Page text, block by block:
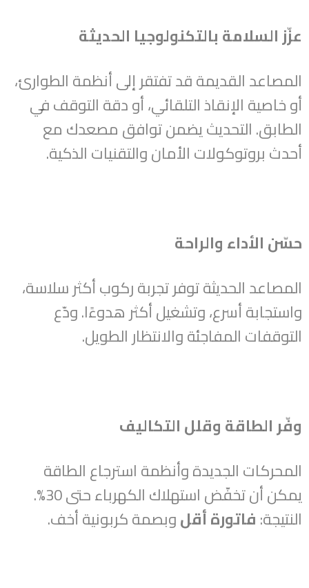
عزّز السلامة بالتكنولوجيا الحديثة
المصاعد القديمة قد تفتقر إلى أنظمة الطوارئ،
أو خاصية الإنقاذ التلقائي، أو دقة التوقف في
الطابق. التحديث يضمن توافق مصعدك مع
أحدث بروتوكولات الأمان والتقنيات الذكية.
حسّن الأداء والراحة
المصاعد الحديثة توفر تجربة ركوب أكثر سلاسة،
واستجابة أسرع، وتشغيل أكثر هدوءًا. ودّع
التوقفات المفاجئة والانتظار الطويل.
وفّر الطاقة وقلل التكاليف
المحركات الجديدة وأنظمة استرجاع الطاقة
يمكن أن تخفّض استهلاك الكهرباء حتى 30%.
النتيجة:فاتورة أقلوبصمة كربونية أخف.